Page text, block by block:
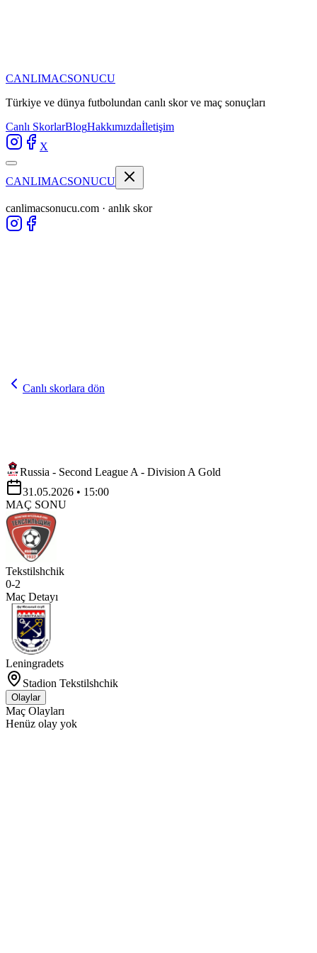
CANLIMACSONUCU
Türkiye ve dünya futbolundan canlı skor ve maç sonuçları
Canlı SkorlarBlogHakkımızdaİletişim
X
CANLIMACSONUCU
canlimacsonucu.com · anlık skor
Canlı skorlara dön
Russia - Second League A - Division A Gold
31.05.2026 • 15:00
MAÇ SONU
Tekstilshchik
0-2
Maç Detayı
Leningradets
Stadion Tekstilshchik
Olaylar
Maç Olayları
Henüz olay yok